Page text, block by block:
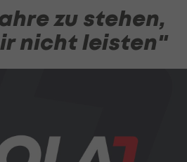
zu stehen,
nicht leisten"